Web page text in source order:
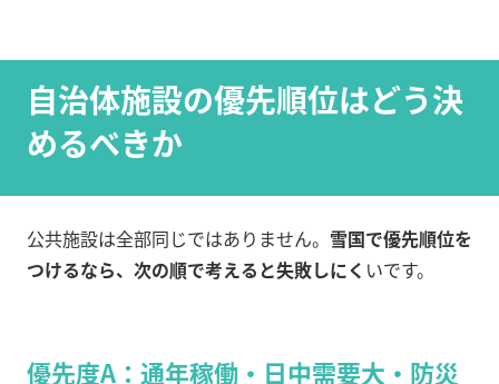
自治体施設の優先順位はどう決
めるべきか
公共施設は全部同じではありません。 雪国で優先順位を
つけるなら、次の順で考えると失敗しにく いです。
優先度A：通年稼働・日中需要大・防災